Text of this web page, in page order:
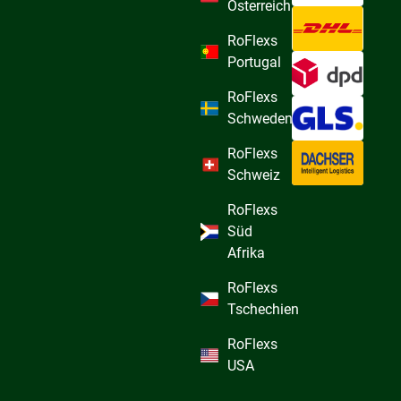
Österreich
RoFlexs
Portugal
RoFlexs
Schweden
RoFlexs
Schweiz
RoFlexs
Süd
Afrika
RoFlexs
Tschechien
RoFlexs
USA